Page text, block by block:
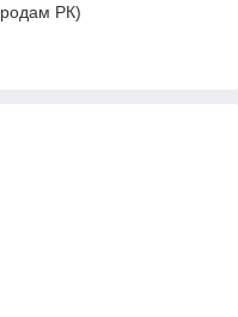
РК)